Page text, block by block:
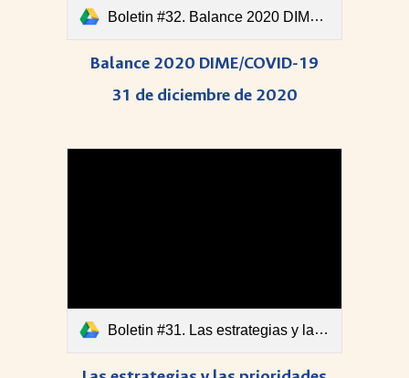
Boletin #32. Balance 2020 DIME-COVID-19.pdf
Balance 2020 DIME/COVID-19
31 de diciembre de 2020
Boletin #31. Las estrategias y las prioridades de la inmunización y la transparencia en los precios.pdf